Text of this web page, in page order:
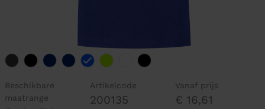
Beschikbare
maatrange
Artikelcode
200135
Vanaf prijs
€ 16,61